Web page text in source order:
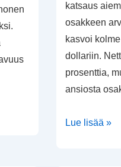
katsaus
osakkeen
kasvoi
dollariin.
prosenttia,
ansiosta
Applen
Lue lisää »